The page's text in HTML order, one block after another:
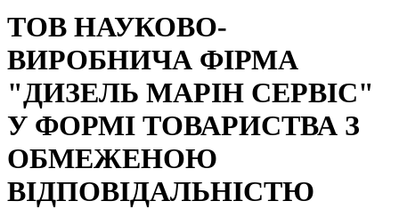
ТОВ НАУКОВО-
ВИРОБНИЧА ФІРМА
"ДИЗЕЛЬ МАРІН СЕРВІС"
У ФОРМІ ТОВАРИСТВА З
ОБМЕЖЕНОЮ
ВІДПОВІДАЛЬНІСТЮ